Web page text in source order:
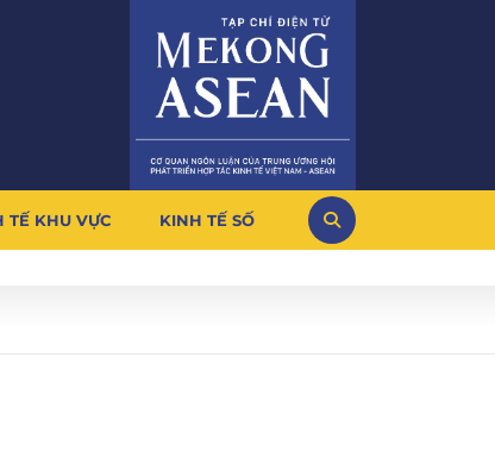
TẾ KHU VỰC KINH TẾ SỐ